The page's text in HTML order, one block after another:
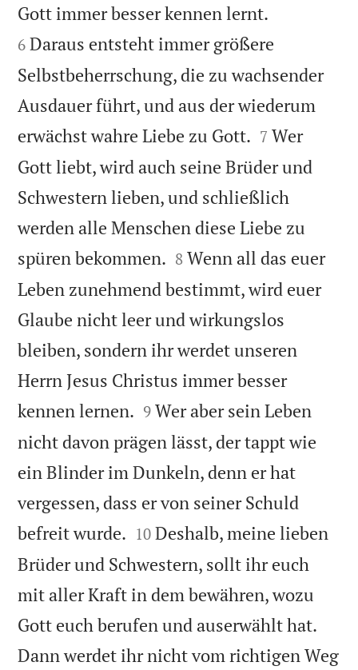
Gott immer besser kennen lernt.
6 Daraus entsteht immer größere
Selbstbeherrschung, die zu wachsender
Ausdauer führt, und aus der wiederum
erwächst wahre Liebe zu Gott. 

7 Wer
Gott liebt, wird auch seine Brüder und
Schwestern lieben, und schließlich
werden alle Menschen diese Liebe zu
spüren bekommen. 

8 Wenn all das euer
Leben zunehmend bestimmt, wird euer
Glaube nicht leer und wirkungslos
bleiben, sondern ihr werdet unseren
Herrn Jesus Christus immer besser
kennen lernen. 

9 Wer aber sein Leben
nicht davon prägen lässt, der tappt wie
ein Blinder im Dunkeln, denn er hat
vergessen, dass er von seiner Schuld
befreit wurde. 

10 Deshalb, meine lieben
Brüder und Schwestern, sollt ihr euch
mit aller Kraft in dem bewähren, wozu
Gott euch berufen und auserwählt hat.
Dann werdet ihr nicht vom richtigen Weg